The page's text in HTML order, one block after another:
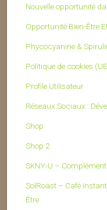
Nouvelle opportunité
Opportunité Bien-Être
Phycocyanine &
Politique de cookies
Profile Utilisateur
Réseaux Sociaux :
Shop
Shop 2
SKNY-U –
SolRoast – Café
Être